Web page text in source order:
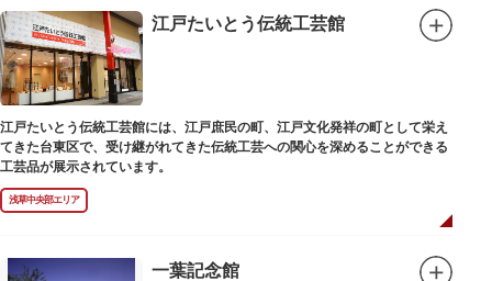
江戸たいとう伝統工芸館
江戸たいとう伝統工芸館には、江戸庶民の町、江戸文化発祥の町として栄え
てきた台東区で、受け継がれてきた伝統工芸への関心を深めることができる
工芸品が展示されています。
浅草中央部エリア
一葉記念館